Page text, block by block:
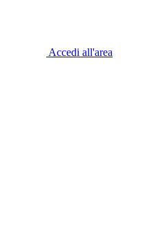
Accedi all'area